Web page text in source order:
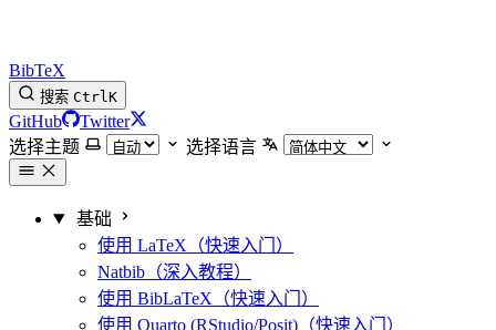
BibTeX
搜索 CtrlK
GitHub
Twitter
选择主题
选择语言
基础
使用 LaTeX（快速入门）
Natbib（深入教程）
使用 BibLaTeX（快速入门）
使用 Quarto (RStudio/Posit)（快速入门）